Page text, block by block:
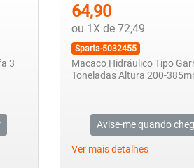
3
64,90
ou 1X de 72,49
Sparta-5032455
Macaco Hidráulico Tipo
Toneladas Altura 200-
Avise-me quando
Ver mais detalhes